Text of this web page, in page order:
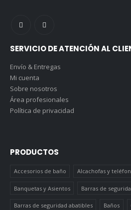
SERVICIO DE ATENCIÓN AL
Envío & Entregas
Mi cuenta
Sobre nosotros
Área profesionales
Política de privacidad
PRODUCTOS
Accesorios de baño Alcachofas y
Banquetas y Asientos Barras de
Barras de seguridad abatibles Baños